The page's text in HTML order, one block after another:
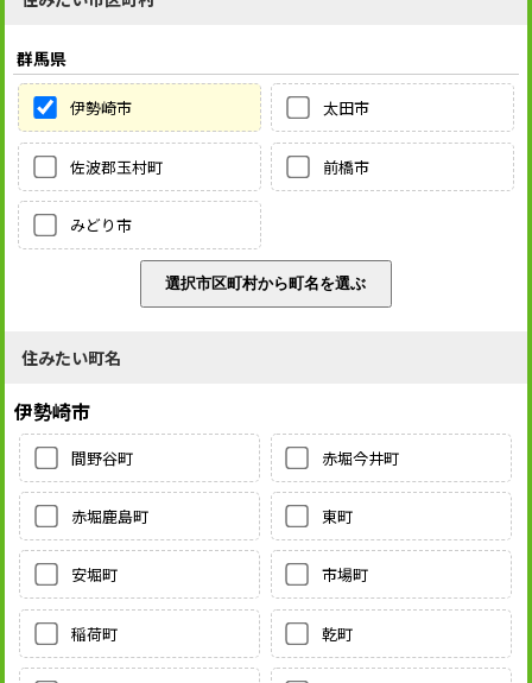
群馬県
伊勢崎市 太田市
佐波郡玉村町 前橋市
みどり市
住みたい町名
伊勢崎市
間野谷町 赤堀今井町
赤堀鹿島町 東町
安堀町 市場町
稲荷町 乾町